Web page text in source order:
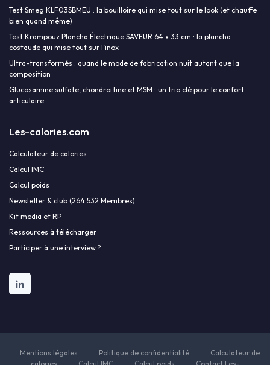
Test Smeg KLF03SBMEU : la bouilloire qui mise tout sur le look (et chauffe
bien quand même)
Test Krampouz Plancha Électrique SAVEUR 64 x 33 cm : la plancha
costaude qui mise tout sur l’inox
Ultra-transformés : quand le mode de fabrication nuit autant que la
composition
Glucosamine sulfate, chondroïtine et MSM : un trio clé pour le confort
articulaire
Les-calories.com
Calculateur de calories
Calcul IMC
Calcul poids
Newsletter & club (264 532 Membres)
Kit media et RP
Ressources à télécharger
Participer à une interview ?
Mentions légales Politique de confidentialité
Calculateur de